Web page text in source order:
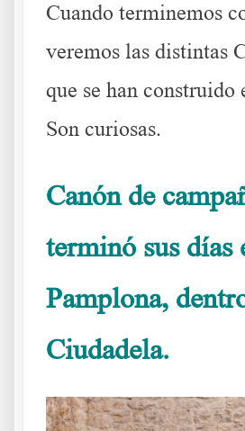
Cuando terminemos
veremos las distintas
que se han construido
Son curiosas.
Canón de
terminó sus días
Pamplona,
Ciudadela.